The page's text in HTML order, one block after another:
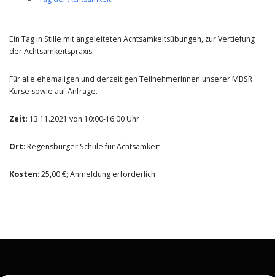
Ein Tag in Stille mit angeleiteten Achtsamkeitsübungen, zur Vertiefung
der Achtsamkeitspraxis.
Für alle ehemaligen und derzeitigen TeilnehmerInnen unserer MBSR
Kurse sowie auf Anfrage.
Zeit: 13.11.2021 von 10:00-16:00 Uhr
Ort: Regensburger Schule für Achtsamkeit
Kosten: 25,00 €; Anmeldung erforderlich